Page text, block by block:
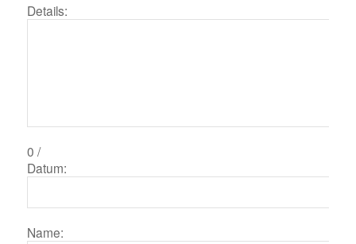
Details:
0 /
Datum:
Name: